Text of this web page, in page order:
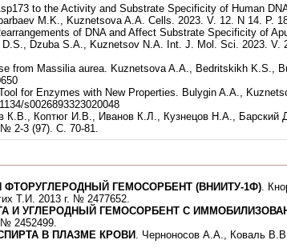
to the Activity and Substrate Specificity of Human
M.K., Kuznetsova A.A. Cells. 2023. V. 12. N 14. P.
of DNA and Affect Substrate Specificity of
Dzuba S.A., Kuznetsov N.A. Int. J. Mol. Sci. 2023. V.
from Massilia aurea. Kuznetsova A.A., Bedritskikh K.S.,
for Enzymes with New Properties. Bulygin A.A.,
s0026893323020048
К.В., Коптюг И.В., Иванов К.Л., Кузнецов Н.А.,
2-3 (97). С. 70-81.
ГЕМОСОРБЕНТ (ВНИИТУ-1Ф).
Т.И. 2013 г. № 2477652.
И УГЛЕРОДНЫЙ ГЕМОСОРБЕНТ С
№ 2452499.
В ПЛАЗМЕ КРОВИ. Черноносов А.А., Коваль